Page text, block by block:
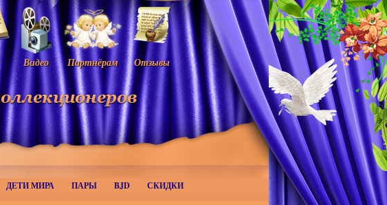
Видео Партнёрам Отзывы
ДЕТИ МИРА ПАРЫ BJD СКИДКИ